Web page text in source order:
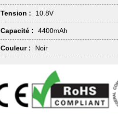
Tension : 10.8V
Capacité : 4400mAh
Couleur : Noir